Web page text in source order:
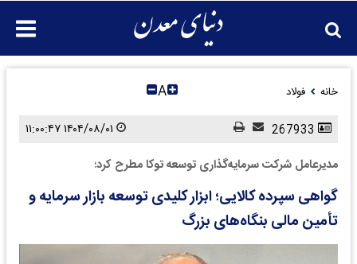
خانه فولاد A
مدیرعامل شرکت سرمایه‌گذاری توسعه توکا مطرح کرد؛
گواهی سپرده کالایی؛ ابزار کلیدی توسعه بازار سرمایه و
تأمین مالی بنگاه‌های بزرگ